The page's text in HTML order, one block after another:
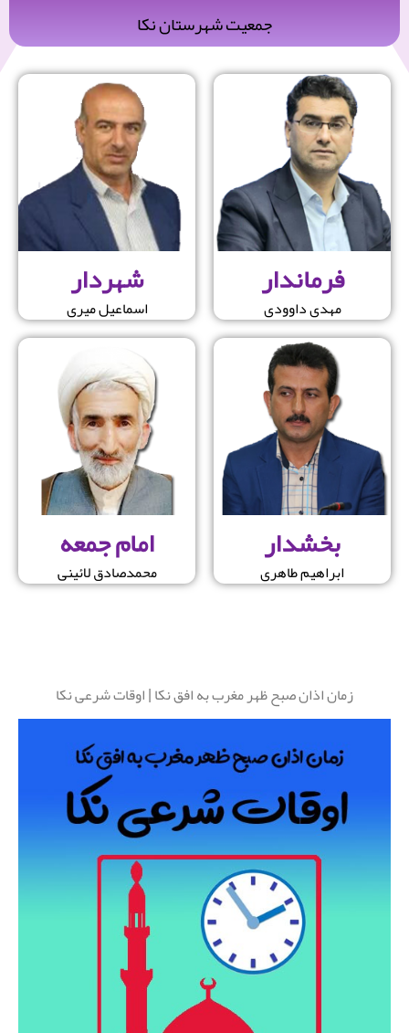
جمعیت شهرستان نکا
فرماندار
مهدی داوودی
بخشدار
ابراهیم طاهری
شهردار
اسماعیل میری
امام جمعه
محمدصادق لائینی
زمان اذان صبح ظهر مغرب به افق نکا | اوقات شرعی نکا